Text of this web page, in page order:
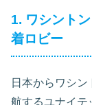
1. ワシント
着ロビー
日本からワシ
航するユナイテ